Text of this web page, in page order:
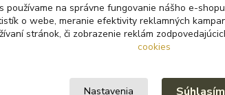
používame na správne fungovanie nášho e-
o webe, meranie efektivity reklamných
stránok, či zobrazenie reklám
cookies
Nastavenia Súhlasím